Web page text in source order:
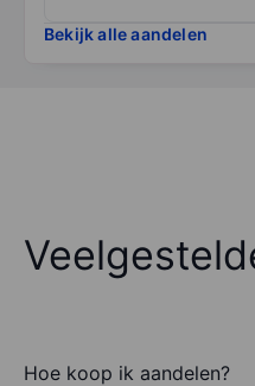
Bekijk alle aandelen
Hoe koop ik aandelen?